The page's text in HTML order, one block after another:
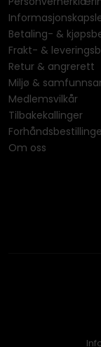
Betaling- &
Frakt- &
Retur & angrerett
Miljø &
Medlemsvilkår
Tilbakekallinger
Om oss